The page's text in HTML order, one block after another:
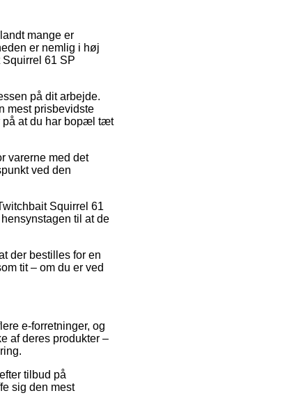
mange er
er nemlig i høj
61 SP
på dit arbejde.
mest prisbevidste
på at du har bopæl tæt
varerne med det
ved den
Squirrel 61
til at de
der bestilles for en
tit – om du er ved
e-forretninger, og
af deres produkter –
tilbud på
sig den mest